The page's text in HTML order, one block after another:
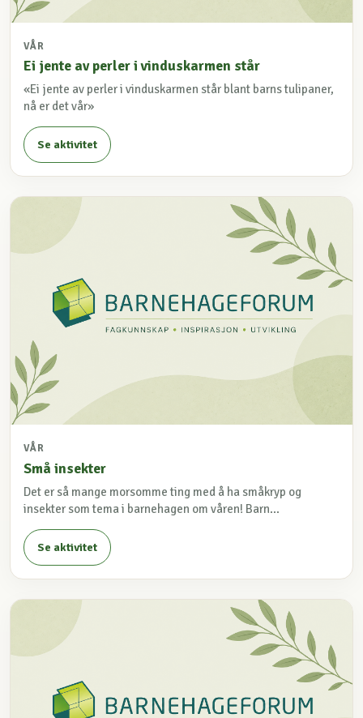
VÅR
Ei jente av perler i vinduskarmen står
«Ei jente av perler i vinduskarmen står blant barns tulipaner,
nå er det vår»
Se aktivitet
VÅR
Små insekter
Det er så mange morsomme ting med å ha småkryp og
insekter som tema i barnehagen om våren! Barn...
Se aktivitet